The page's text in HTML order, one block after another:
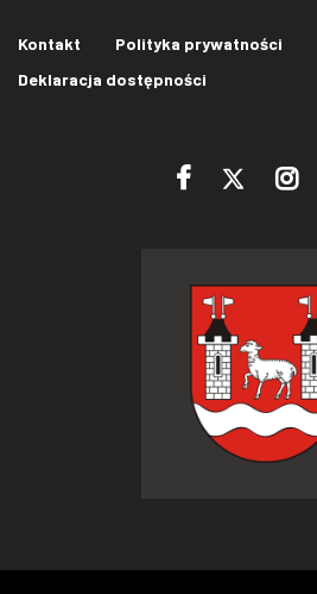
Kontakt Polityka prywatności
Deklaracja dostępności